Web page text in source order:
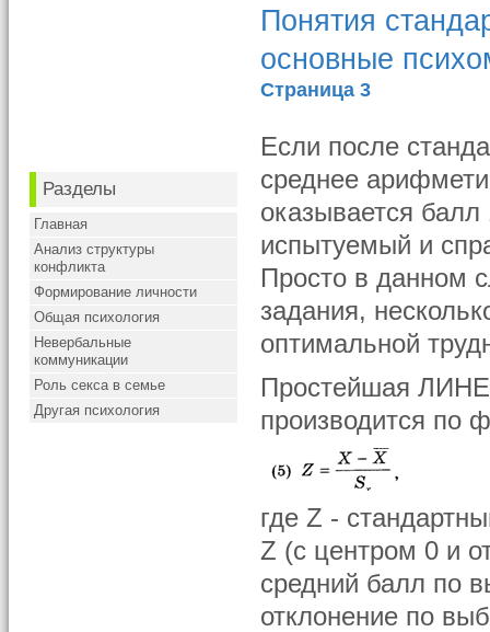
Разделы
Главная
Анализ структуры
конфликта
Формирование личности
Общая психология
Невербальные
коммуникации
Роль секса в семье
Другая психология
Понятия
основные
Страница 3
Если после
среднее
оказывается
испытуемый и
Просто в данном
задания,
оптимальной
Простейшая
производится по
где Z -
Z (с центром 0 и
средний балл по
отклонение по